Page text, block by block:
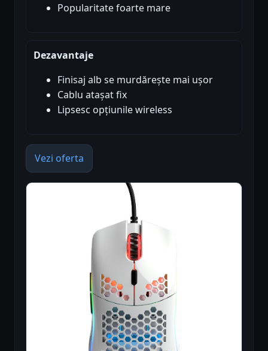
Popularitate foarte mare
Dezavantaje
Finisaj alb se murdărește mai ușor
Cablu atașat fix
Lipsesc opțiunile wireless
Vezi oferta